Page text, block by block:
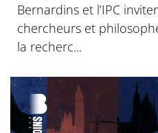
Bernardins et l’IPC
chercheurs et
la recherc...